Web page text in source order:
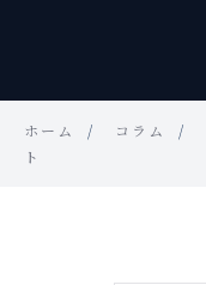
ホーム コラム
ト